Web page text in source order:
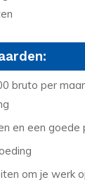
bruto per
en een goede
om je werk